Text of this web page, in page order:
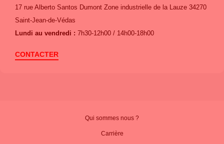
17 rue Alberto Santos Dumont Zone industrielle de la Lauze 34270
Saint-Jean-de-Védas
Lundi au vendredi : 7h30-12h00 / 14h00-18h00
CONTACTER
Qui sommes nous ?
Carrière